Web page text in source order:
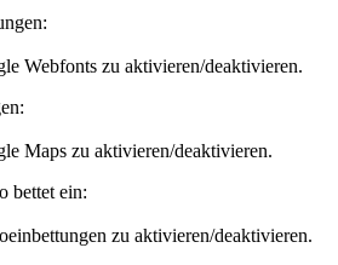
Webfonts zu aktivieren/deaktivieren.
Maps zu aktivieren/deaktivieren.
bettet ein:
zu aktivieren/deaktivieren.